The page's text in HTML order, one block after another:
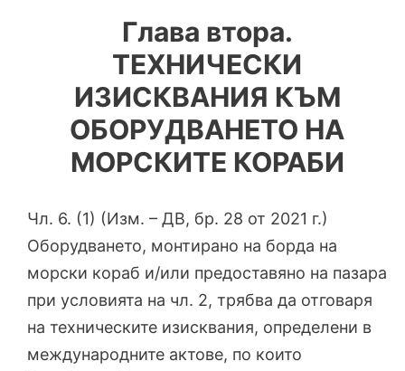
Глава втора.
ТЕХНИЧЕСКИ
ИЗИСКВАНИЯ КЪМ
ОБОРУДВАНЕТО НА
МОРСКИТЕ КОРАБИ
Чл. 6. (1) (Изм. – ДВ, бр. 28 от 2021 г.)
Оборудването, монтирано на борда на
морски кораб и/или предоставяно на пазара
при условията на чл. 2, трябва да отговаря
на техническите изисквания, определени в
международните актове, по които